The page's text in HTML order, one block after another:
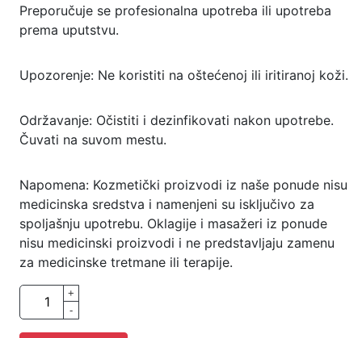
Preporučuje se profesionalna upotreba ili upotreba
prema uputstvu.
Upozorenje: Ne koristiti na oštećenoj ili iritiranoj koži.
Održavanje: Očistiti i dezinfikovati nakon upotrebe.
Čuvati na suvom mestu.
Napomena: Kozmetički proizvodi iz naše ponude nisu
medicinska sredstva i namenjeni su isključivo za
spoljašnju upotrebu. Oklagije i masažeri iz ponude
nisu medicinski proizvodi i ne predstavljaju zamenu
za medicinske tretmane ili terapije.
+
-